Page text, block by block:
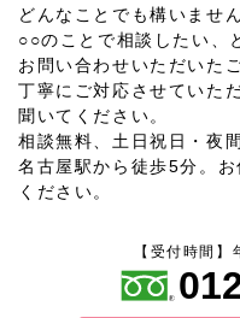
どんなことでも構いません
○○のことで相談したい、
お問い合わせいただいた
丁寧にご対応させていた
聞いてください。
相談無料、土日祝日・夜
名古屋駅から徒歩5分。
ください。
【受付時間